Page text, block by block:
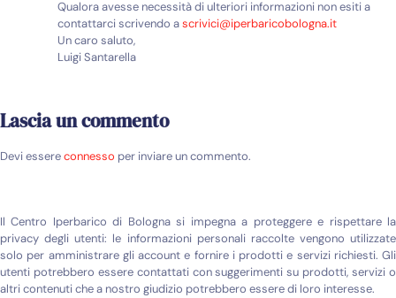
Qualora avesse necessità di ulteriori informazioni non esiti a
contattarci scrivendo ascrivici@iperbaricobologna.it
Un caro saluto,
Luigi Santarella
Lascia un commento
Devi essereconnesso per inviare un commento.
Il Centro Iperbarico di Bologna si impegna a proteggere e rispettare la
privacy degli utenti: le informazioni personali raccolte vengono utilizzate
solo per amministrare gli account e fornire i prodotti e servizi richiesti. Gli
utenti potrebbero essere contattati con suggerimenti su prodotti, servizi o
altri contenuti che a nostro giudizio potrebbero essere di loro interesse.